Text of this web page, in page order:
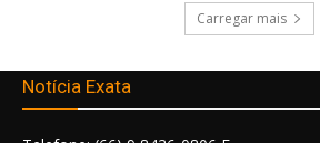
Carregar mais
Notícia Exata